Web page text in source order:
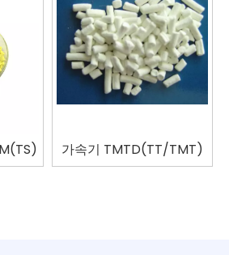
가속기 TMTD(TT/TMT)